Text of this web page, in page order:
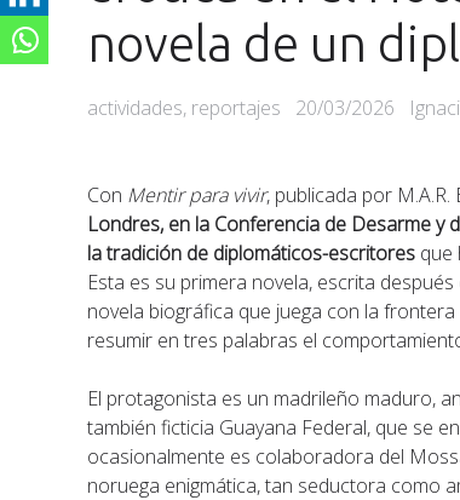
novela de un
Categories
actividades, reportajes
Posted
20/03/2026
Con Mentir para vivir, publicada por M.A.R.
Londres, en la Conferencia de Desarme
la tradición de diplomáticos-escritores que
Esta es su primera novela, escrita
novela biográfica que juega con la
resumir en tres palabras el
El protagonista es un madrileño maduro,
también ficticia Guayana Federal, que se
ocasionalmente es colaboradora del
noruega enigmática, tan seductora como